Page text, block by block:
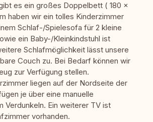
es ein großes Doppelbett ( 180 x
haben wir ein tolles Kinderzimmer
Schlaf-/Spielesofa für 2 kleine
ein Baby-/Kleinkindstuhl ist
Schlafmöglichkeit lässt unsere
Couch zu. Bei Bedarf können wir
zur Verfügung stellen.
liegen auf der Nordseite der
je über eine manuelle
Verdunkeln. Ein weiterer TV ist
vorhanden.